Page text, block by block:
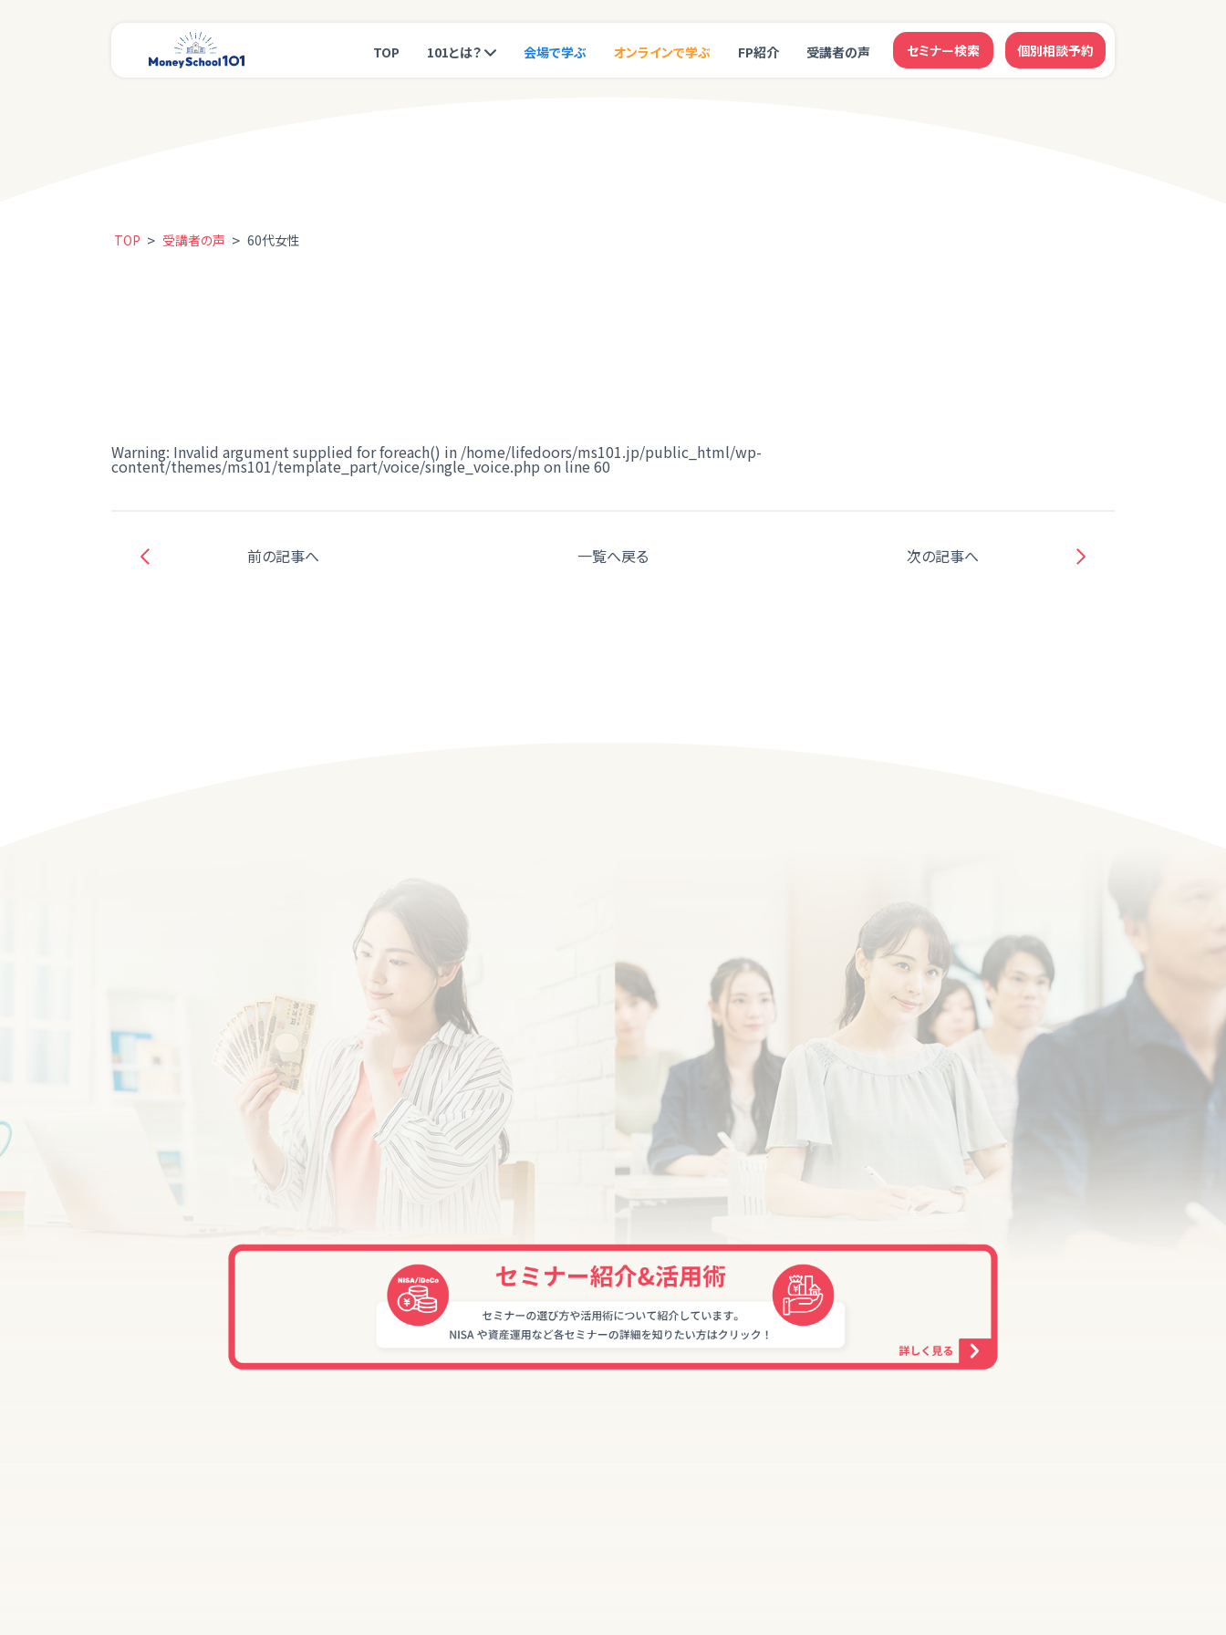
TOP 101とは？ 会場で学ぶ オンラインで学ぶ FP紹介 受講者の声 セミナー検索 個別相談予約
TOP > 受講者の声 > 60代女性
Warning: Invalid argument supplied for foreach() in /home/lifedoors/ms101.jp/public_html/wp-
content/themes/ms101/template_part/voice/single_voice.php on line 60
前の記事へ 一覧へ戻る 次の記事へ